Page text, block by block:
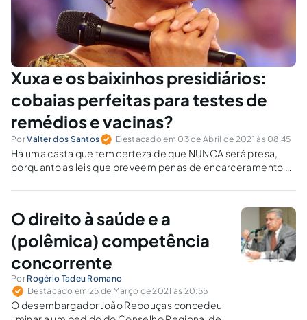
Xuxa e os baixinhos presidiários:
cobaias perfeitas para testes de
remédios e vacinas?
PorValter dos Santos Destacado em 03 de Abril de 2021 às 08:45
Há uma casta que tem certeza de que NUNCA será presa,
porquanto as leis que preveem penas de encarceramento a
penas para uma classe inferior. Humanos, mas inferiores.
O direito à saúde e a
(polêmica) competência
concorrente
Por Rogério Tadeu Romano
Destacado em 25 de Março de 2021 às 20:55
O desembargador João Rebouças concedeu